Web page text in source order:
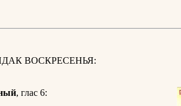
ВОСКРЕСЕНЬЯ:
, глас 6: